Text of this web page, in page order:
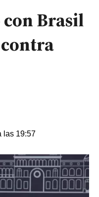
Brasil
las 19:57